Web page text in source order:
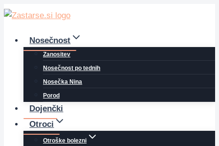
Skip
contentNosečnost
Zanositev
Nosečnost po tednih
Nosečka Nina
Porod
Dojenčki
Otroci
Otroške bolezni